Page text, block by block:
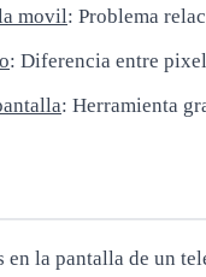
movil: Problema
: Diferencia entre
: Herramienta
la pantalla de un